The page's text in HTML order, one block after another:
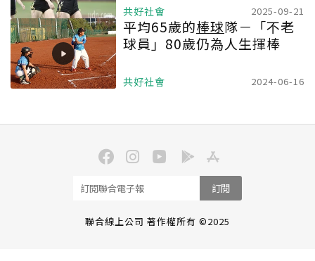
共好社會 2025-09-21
平均65歲的棒球隊－「不老
球員」80歲仍為人生揮棒
共好社會 2024-06-16
訂閱
聯合線上公司 著作權所有 ©2025